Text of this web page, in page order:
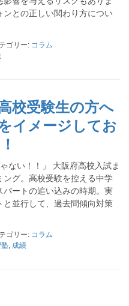
との正しい関わり方につい
ゴリー: コラム
校受験生の方へ
イメージしてお
ない！！」 大阪府高校入試ま
ング。高校受験を控える中学
パートの追い込みの時期。実
と並行して、過去問傾向対策
ゴリー: コラム
, 成績